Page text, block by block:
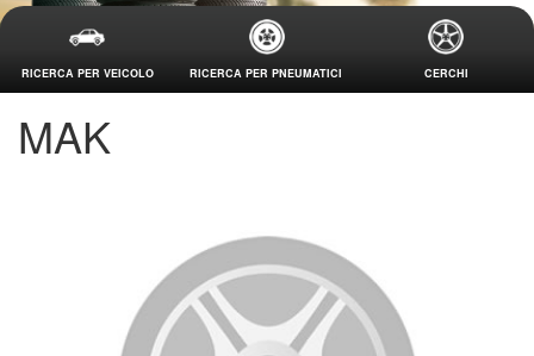
RICERCA PER VEICOLO RICERCA PER PNEUMATICI CERCHI
MAK